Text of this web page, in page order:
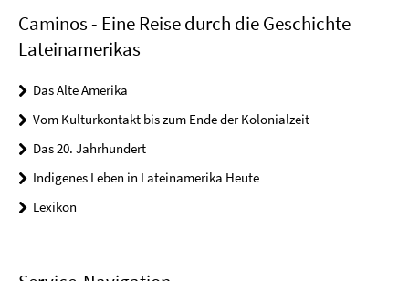
Caminos - Eine Reise durch die Geschichte
Lateinamerikas
Das Alte Amerika
Vom Kulturkontakt bis zum Ende der Kolonialzeit
Das 20. Jahrhundert
Indigenes Leben in Lateinamerika Heute
Lexikon